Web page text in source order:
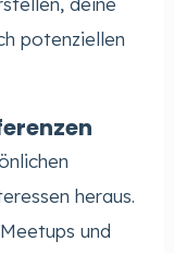
potenziellen
heraus.
und